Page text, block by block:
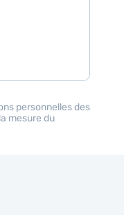
personnelles des
mesure du